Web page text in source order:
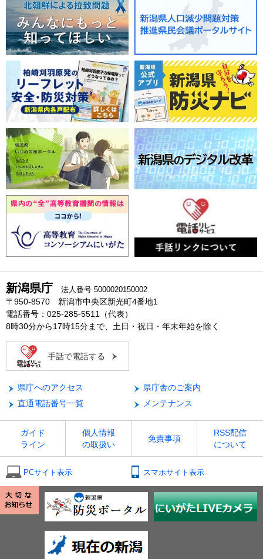
新潟県庁 法人番号 5000020150002
〒950-8570 新潟市中央区新光町4番地1
電話番号：025-285-5511（代表）
8時30分から17時15分まで、土日・祝日・年末年始を除く
手話で電話する
県庁へのアクセス
県庁舎のご案内
直通電話番号一覧
メンテナンス
ガイド
ライン
個人情報
の取扱い
免責事項
RSS配信
について
PCサイト表示 スマホサイト表示